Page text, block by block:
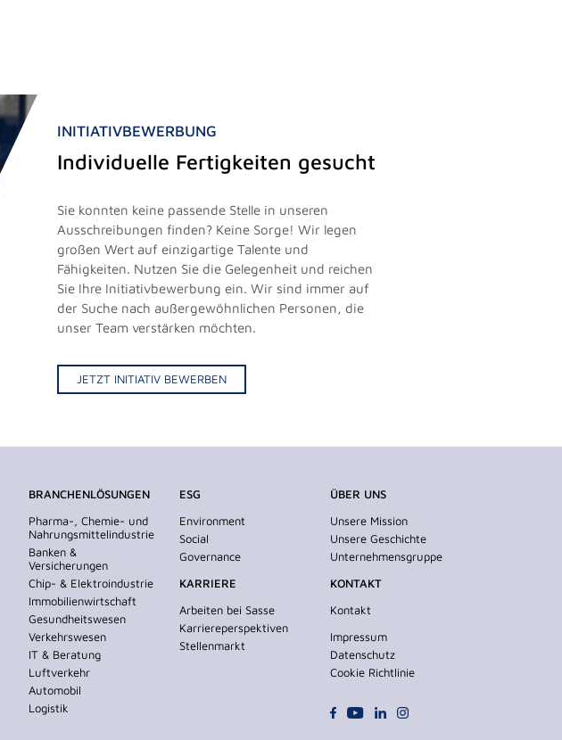
INITIATIVBEWERBUNG
Individuelle Fertigkeiten gesucht
Sie konnten keine passende Stelle in unseren
Ausschreibungen finden? Keine Sorge! Wir legen
großen Wert auf einzigartige Talente und
Fähigkeiten. Nutzen Sie die Gelegenheit und reichen
Sie Ihre Initiativbewerbung ein. Wir sind immer auf
der Suche nach außergewöhnlichen Personen, die
unser Team verstärken möchten.
JETZT INITIATIV BEWERBEN
BRANCHENLÖSUNGEN
Pharma-, Chemie- und
Nahrungsmittelindustrie
Banken &
Versicherungen
Chip- & Elektroindustrie
Immobilienwirtschaft
Gesundheitswesen
Verkehrswesen
IT & Beratung
Luftverkehr
Automobil
Logistik
ESG
Environment
Social
Governance
KARRIERE
Arbeiten bei Sasse
Karriereperspektiven
Stellenmarkt
ÜBER UNS
Unsere Mission
Unsere Geschichte
Unternehmensgruppe
KONTAKT
Kontakt
Impressum
Datenschutz
Cookie Richtlinie